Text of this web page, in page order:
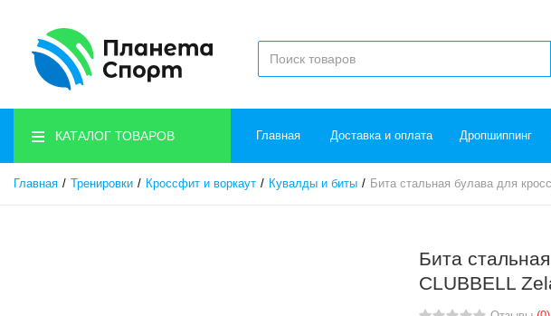
КАТАЛОГ ТОВАРОВ Главная Доставка и оплата Дропшиппинг
Главная Тренировки Кроссфит и воркаут Кувалды и биты Бита стальная булава для
Бита
CLUBBELL